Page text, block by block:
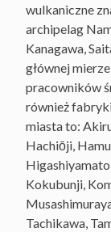
wulkaniczne
archipelag
Kanagawa,
głównej
pracowników
również
miasta to:
Hachiōji,
Kokubunji,
Tachikawa,